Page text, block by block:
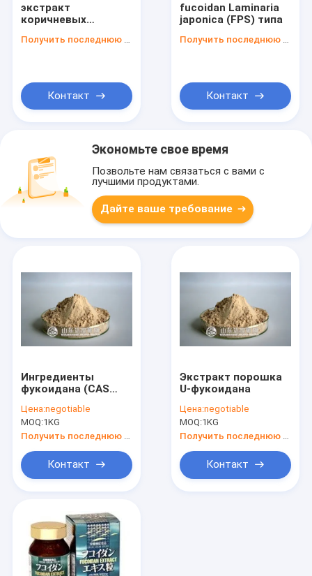
экстракт
коричневых
водорослей
Получить последнюю цену
Контакт
fucoidan Laminaria
japonica (FPS) типа
Получить последнюю цену
Контакт
Экономьте свое время
Позвольте нам связаться с вами с
лучшими продуктами.
Дайте ваше требование
Ингредиенты
фукоидана (CAS
Цена:negotiable
MOQ:1KG
Контакт
Экстракт порошка
U-фукоидана
Цена:negotiable
MOQ:1KG
Контакт